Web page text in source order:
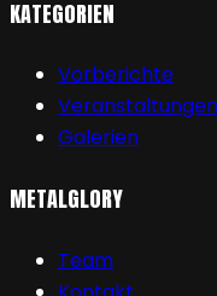
KATEGORIEN
Vorberichte
Veranstaltungen
Galerien
METALGLORY
Team